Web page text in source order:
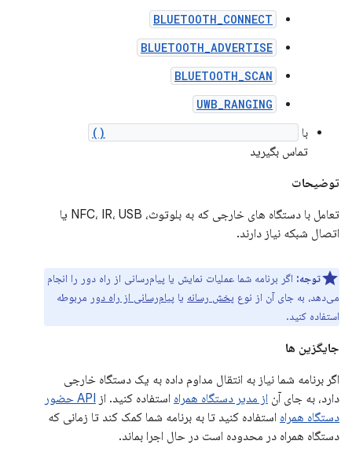
BLUETOOTH_CONNECT
BLUETOOTH_ADVERTISE
BLUETOOTH_SCAN
UWB_RANGING
با
تماس بگیرید
توضیحات
تعامل با دستگاه های خارجی که به بلوتوث، NFC، IR، USB یا
اتصال شبکه نیاز دارند.
توجه: اگر برنامه شما عملیات نمایش یا پیام‌رسانی از راه دور را انجام
می‌دهد، به جای آن از نوع پخش رسانه یا پیام‌رسانی از راه دور مربوطه
استفاده کنید.
جایگزین ها
اگر برنامه شما نیاز به انتقال مداوم داده به یک دستگاه خارجی
دارد، به جای آن از مدیر دستگاه همراه استفاده کنید. از
API حضور
دستگاه همراه استفاده کنید تا به برنامه شما کمک کند تا زمانی که
دستگاه همراه در محدوده است در حال اجرا بماند.